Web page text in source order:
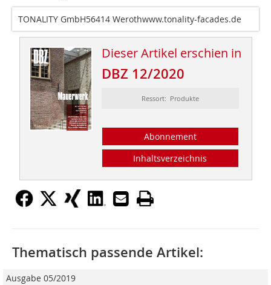
TONALITY GmbH56414 Werothwww.tonality-facades.de
Dieser Artikel erschien in
DBZ 12/2020
Ressort: Produkte
Abonnement
Inhaltsverzeichnis
Thematisch passende Artikel:
Ausgabe 05/2019